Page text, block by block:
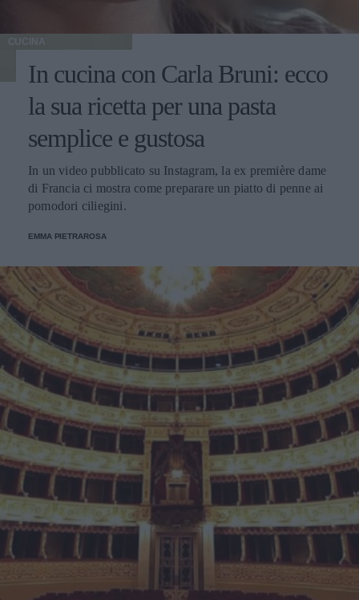
CUCINA
In cucina con Carla Bruni: ecco
la sua ricetta per una pasta
semplice e gustosa
In un video pubblicato su Instagram, la ex première dame
di Francia ci mostra come preparare un piatto di penne ai
pomodori ciliegini.
EMMA PIETRAROSA